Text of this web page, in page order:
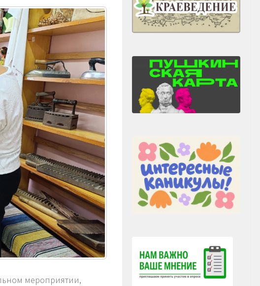
мероприятии,